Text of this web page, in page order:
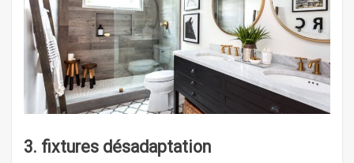
3. fixtures désadaptation